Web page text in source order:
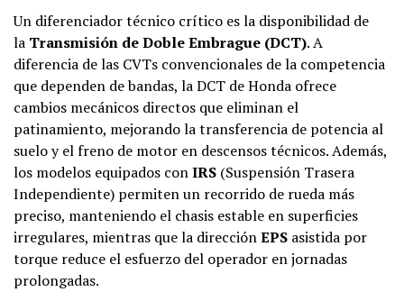
Un diferenciador técnico crítico es la disponibilidad de
la Transmisión de Doble Embrague (DCT). A
diferencia de las CVTs convencionales de la competencia
que dependen de bandas, la DCT de Honda ofrece
cambios mecánicos directos que eliminan el
patinamiento, mejorando la transferencia de potencia al
suelo y el freno de motor en descensos técnicos. Además,
los modelos equipados conIRS (Suspensión Trasera
Independiente) permiten un recorrido de rueda más
preciso, manteniendo el chasis estable en superficies
irregulares, mientras que la direcciónEPS asistida por
torque reduce el esfuerzo del operador en jornadas
prolongadas.